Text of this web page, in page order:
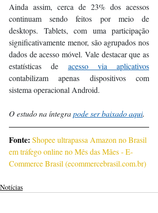
Ainda assim, cerca de 23% dos acessos
continuam sendo feitos por meio de
desktops. Tablets, com uma participação
significativamente menor, são agrupados nos
dados de acesso móvel. Vale destacar que as
estatísticas de acesso via aplicativos
contabilizam apenas dispositivos com
sistema operacional Android.
O estudo na íntegra pode ser baixado aqui.
Fonte: Shopee ultrapassa Amazon no Brasil
em tráfego online no Mês das Mães - E-
Commerce Brasil (ecommercebrasil.com.br)
Notícias